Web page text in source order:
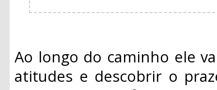
Ao longo do caminho ele
atitudes e descobrir o